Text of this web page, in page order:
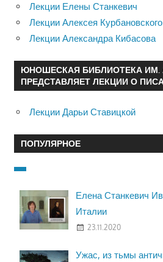
Лекции Елены Станкевич
Лекции Алексея Курбановского
Лекции Александра Кибасова
ЮНОШЕСКАЯ БИБЛИОТЕКА ИМ.
ПРЕДСТАВЛЯЕТ ЛЕКЦИИ О
Лекции Дарьи Ставицкой
ПОПУЛЯРНОЕ
Елена Станкевич
Италии
23.11.2020
Ужас, из тьмы